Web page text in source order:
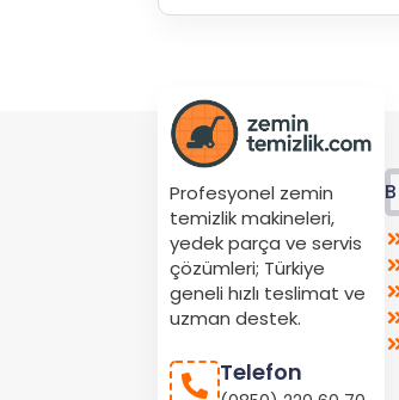
Profesyonel zemin
temizlik makineleri,
yedek parça ve servis
çözümleri; Türkiye
geneli hızlı teslimat ve
uzman destek.
Telefon